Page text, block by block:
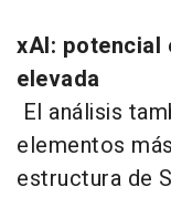
xAI: potencial
elevada
El análisis
elementos
estructura de